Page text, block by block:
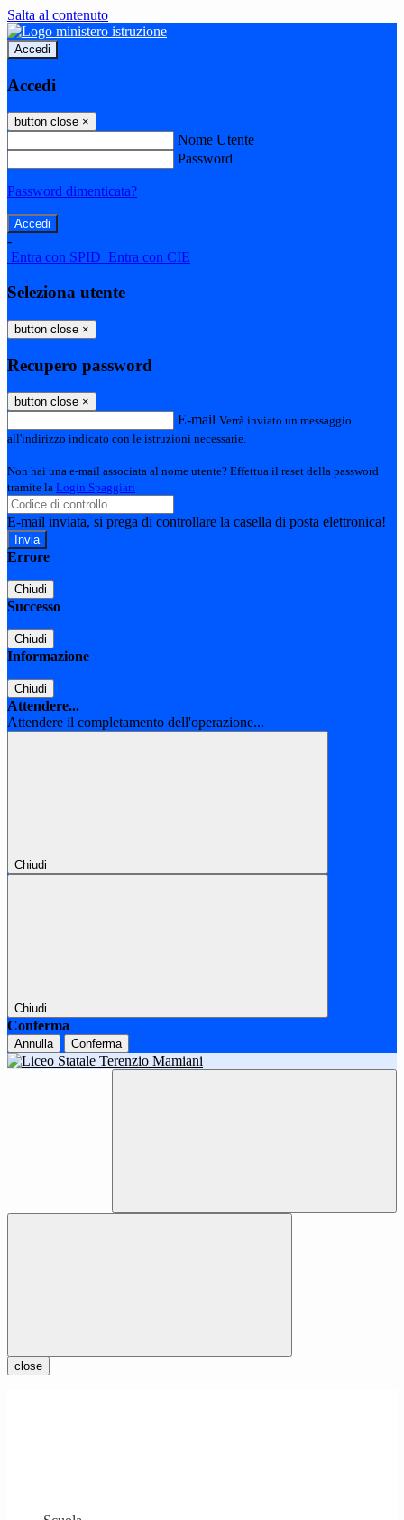
Salta al contenuto
Accedi
Accedi
button close ×
Nome Utente
Password
Password dimenticata?
-
Entra con SPID Entra con CIE
Seleziona utente
button close ×
Recupero password
button close ×
E-mail Verrà inviato un messaggio
all'indirizzo indicato con le istruzioni necessarie.
Non hai una e-mail associata al nome utente? Effettua il reset della password
tramite la Login Spaggiari
E-mail inviata, si prega di controllare la casella di posta elettronica!
Errore
Chiudi
Successo
Chiudi
Informazione
Chiudi
Attendere...
Attendere il completamento dell'operazione...
Chiudi
Chiudi
Conferma
Annulla Conferma
close